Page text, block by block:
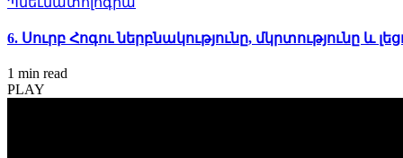
6. Սուրբ Հոգու ներբնակությունը, մկրտությունը և
1 min read
PLAY